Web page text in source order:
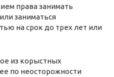
права занимать
заниматься
на срок до трех лет или
из корыстных
по неосторожности